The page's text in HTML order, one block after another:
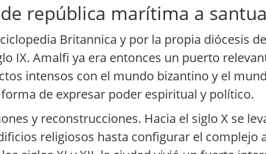
república marítima a
Britannica y por la propia diócesis
IX. Amalfi ya era entonces un puerto
intensos con el mundo bizantino y el
de expresar poder espiritual y político.
y reconstrucciones. Hacia el siglo X se
religiosos hasta configurar el complejo